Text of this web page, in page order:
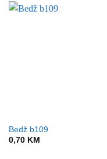
Bedž b109
0,70 KM